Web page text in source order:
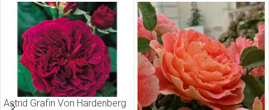
Astrid Grafin Von Hardenberg